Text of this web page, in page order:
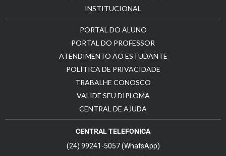
INSTITUCIONAL
PORTAL DO ALUNO
PORTAL DO PROFESSOR
ATENDIMENTO AO ESTUDANTE
POLÍTICA DE PRIVACIDADE
TRABALHE CONOSCO
VALIDE SEU DIPLOMA
CENTRAL DE AJUDA
CENTRAL TELEFONICA
(24) 99241-5057 (WhatsApp)